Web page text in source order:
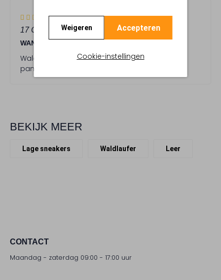
Weigeren Accepteren
Cookie-instellingen
5
S
t
e
r
r
e
(5)
17 OKTOBER 2025 DOOR TINEKE SMITS
WANDELEN
Waldlaufers, de naam zegt het al, ze zitten als
pantoffeltjes en lopen heerlijk.🤩
BEKIJK MEER
Lage sneakers Waldlaufer Leer
CONTACT
Maandag - zaterdag 09:00 - 17:00 uur